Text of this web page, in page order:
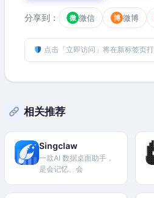
分享到： 微 微信 博 微博
点击「立即访问」将在新标签页
相关推荐
Singclaw
一款AI 数据桌面助手，
是会记忆、会